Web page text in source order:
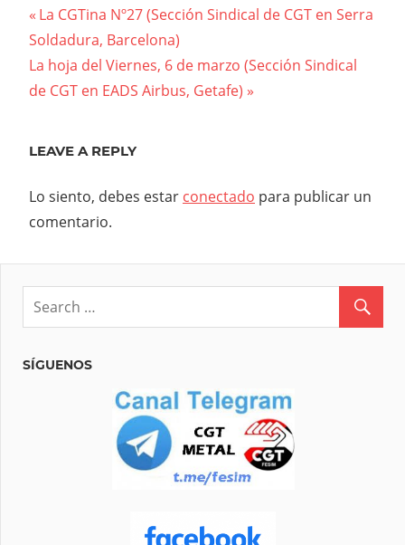
Navegación
de
entradas
Previous
Post:
La CGTina Nº27 (Sección Sindical de CGT en Serra
Soldadura, Barcelona)
Next
Post:
La hoja del Viernes, 6 de marzo (Sección Sindical
de CGT en EADS Airbus, Getafe)
LEAVE A REPLY
Lo siento, debes estar conectado para publicar un
comentario.
SÍGUENOS